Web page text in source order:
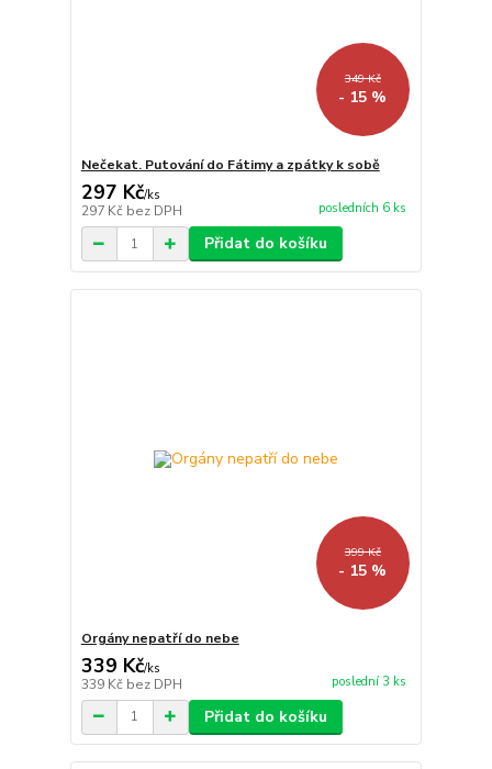
349 Kč
- 15 %
Nečekat. Putování do Fátimy a zpátky k sobě
297 Kč/ks
297 Kč bez DPH posledních 6 ks
Přidat do košíku
399 Kč
- 15 %
Orgány nepatří do nebe
339 Kč/ks
339 Kč bez DPH poslední 3 ks
Přidat do košíku